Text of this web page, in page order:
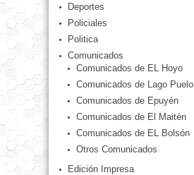
Deportes
Policiales
Politica
Comunicados
Comunicados de EL Hoyo
Comunicados de Lago Puelo
Comunicados de Epuyén
Comunicados de El Maitén
Comunicados de EL Bolsón
Otros Comunicados
Edición Impresa